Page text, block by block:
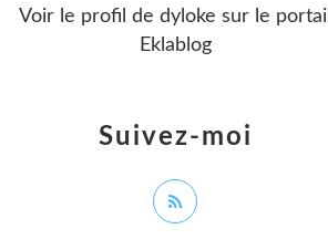
Suivez-moi
Voir le profil de dyloke sur le portail
Eklablog